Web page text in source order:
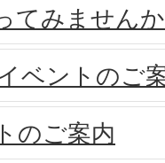
てみません
ベントのご
のご案内